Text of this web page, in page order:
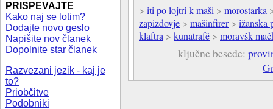
PRISPEVAJTE
Kako naj se lotim?
Dodajte novo geslo
Napišite nov članek
Dopolnite star članek
Razvezani jezik - kaj je
to?
Priobčitve
Podobniki
> iti po lojtri k maši > morostarka
zapizdovje > mašinfirer> ižanska
klaftra > kunatrafê > moravšk
ključne besede: